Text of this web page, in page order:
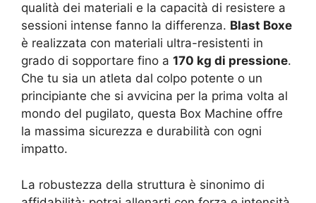
qualità dei materiali e la capacità di resistere a
sessioni intense fanno la differenza. Blast Boxe
è realizzata con materiali ultra-resistenti in
grado di sopportare fino a 170 kg di pressione.
Che tu sia un atleta dal colpo potente o un
principiante che si avvicina per la prima volta al
mondo del pugilato, questa Box Machine offre
la massima sicurezza e durabilità con ogni
impatto.
La robustezza della struttura è sinonimo di